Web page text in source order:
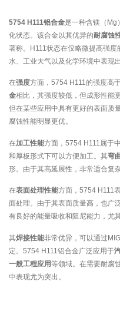
5754 H111铝合金是一种含镁（Mg
化状态。该合金以其优异的耐腐蚀
著称。H111状态在仅略微提高强
水、工业大气以及化学环境中表现
在强度方面，5754 H111的强度高
金相比，其强度较低，但成形性能
但在某些应用中具有更好的表面质
腐蚀性能明显更优。
在加工性能方面，5754 H111属于
和厚板形式下可以方便加工。其弯
形。由于其高延展性，非常适合复
在表面处理性能方面，5754 H111
面处理。由于其表面质量高，也广
有良好的能量吸收和阻尼能力，尤
其焊接性能非常优异，可以通过
定。5754 H111铝合金广泛应用于
一般工程应用等领域。在需要耐腐
中表现尤为突出。